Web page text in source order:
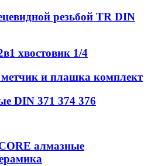
резьбой TR DIN
хвостовик 1/4
и плашка комплект
DIN 371 374 376
алмазные